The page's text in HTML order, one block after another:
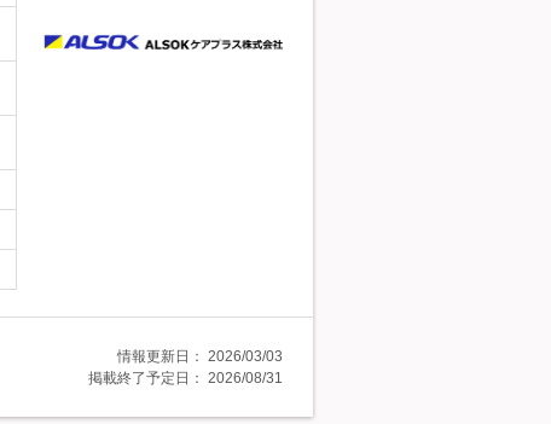
情報更新日： 2026/03/03
掲載終了予定日： 2026/08/31